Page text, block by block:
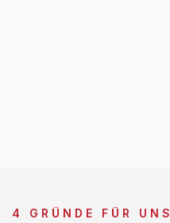
4 GRÜNDE FÜR UNS